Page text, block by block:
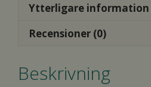
mängd
Ytterligare information
Recensioner (0)
Beskrivning